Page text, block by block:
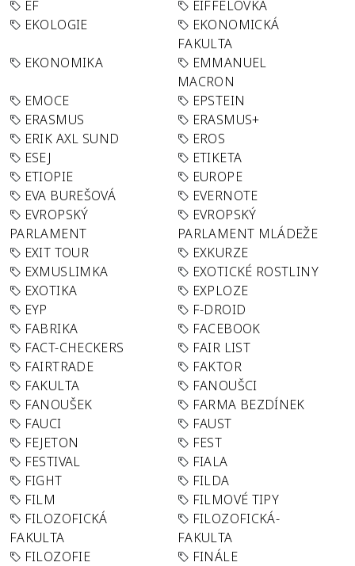
EF
EIFFELOVKA
EKOLOGIE
EKONOMICKÁ
FAKULTA
EKONOMIKA
EMMANUEL
MACRON
EMOCE
EPSTEIN
ERASMUS
ERASMUS+
ERIK AXL SUND
EROS
ESEJ
ETIKETA
ETIOPIE
EUROPE
EVA BUREŠOVÁ
EVERNOTE
EVROPSKÝ
PARLAMENT
EVROPSKÝ
PARLAMENT MLÁDEŽE
EXIT TOUR
EXKURZE
EXMUSLIMKA
EXOTICKÉ ROSTLINY
EXOTIKA
EXPLOZE
EYP
F-DROID
FABRIKA
FACEBOOK
FACT-CHECKERS
FAIR LIST
FAIRTRADE
FAKTOR
FAKULTA
FANOUŠCI
FANOUŠEK
FARMA BEZDÍNEK
FAUCI
FAUST
FEJETON
FEST
FESTIVAL
FIALA
FIGHT
FILDA
FILM
FILMOVÉ TIPY
FILOZOFICKÁ
FAKULTA
FILOZOFICKÁ-
FAKULTA
FILOZOFIE
FINÁLE